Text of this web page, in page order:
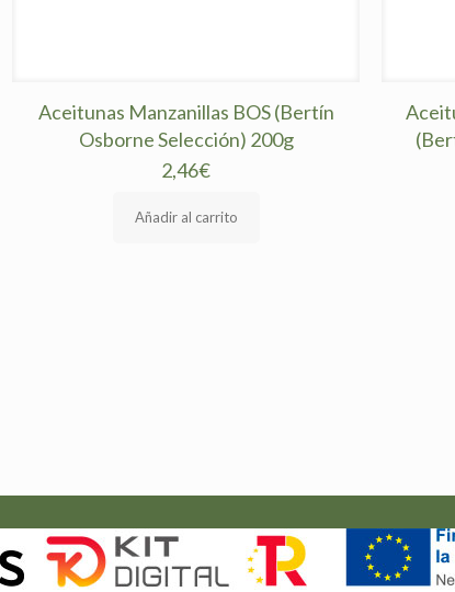
Aceitunas Manzanillas BOS (Bertín
Osborne Selección) 200g
2,46€
Añadir al carrito